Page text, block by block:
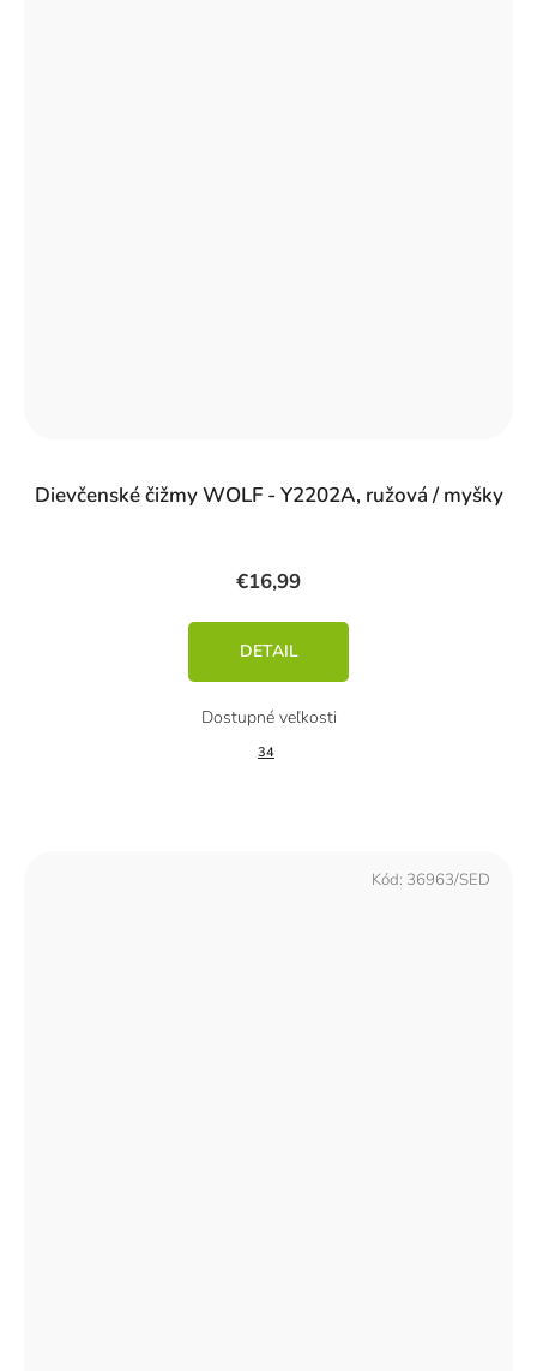
Dievčenské čižmy WOLF - Y2202A, ružová / myšky
€16,99
DETAIL
34
Kód: 36963/SED